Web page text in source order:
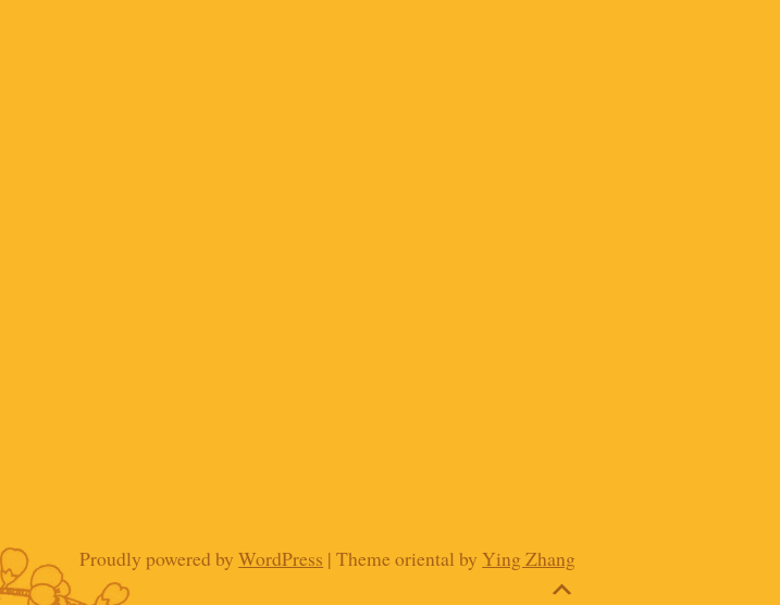
Proudly powered byWordPress | Theme oriental by Ying Zhang